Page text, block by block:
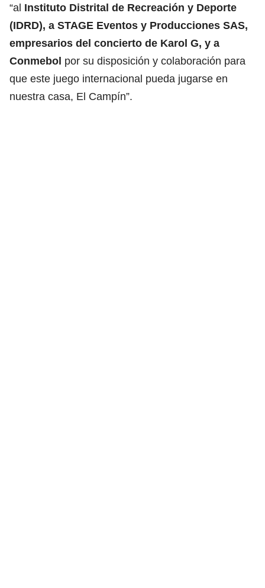
“al Instituto Distrital de Recreación y Deporte
(IDRD), a STAGE Eventos y Producciones SAS,
empresarios del concierto de Karol G, y a
Conmebol por su disposición y colaboración para
que este juego internacional pueda jugarse en
nuestra casa, El Campín”.